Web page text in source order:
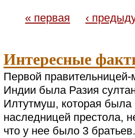
« первая
‹
Интересные
Первой правительницей-
Индии была Разия
Илтутмуш, которая была
наследницей престола,
что у нее было 3 братьев.